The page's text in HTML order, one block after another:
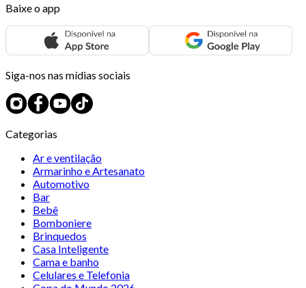
Baixe o app
Siga-nos nas mídias sociais
Categorias
Ar e ventilação
Armarinho e Artesanato
Automotivo
Bar
Bebê
Bomboniere
Brinquedos
Casa Inteligente
Cama e banho
Celulares e Telefonia